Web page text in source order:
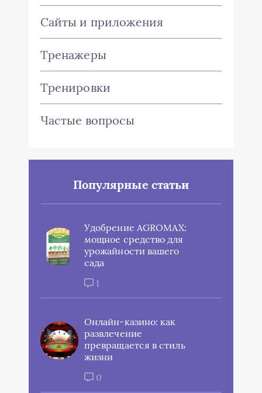
Сайты и приложения
Тренажеры
Тренировки
Частые вопросы
Популярные статьи
Удобрение AGROMAX:
мощное средство для
урожайности вашего
сада
1
Онлайн-казино: как
развлечение
превращается в стиль
жизни
0